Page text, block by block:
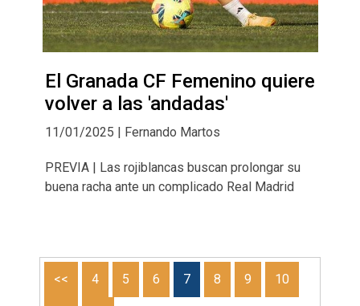
El Granada CF Femenino quiere
volver a las 'andadas'
11/01/2025 | Fernando Martos
PREVIA | Las rojiblancas buscan prolongar su
buena racha ante un complicado Real Madrid
<< 4 5 6 7 8 9 10